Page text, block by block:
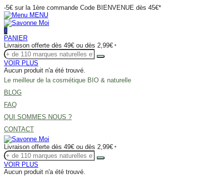
-5€ sur la 1ère commande Code BIENVENUE dès 45€*
MENU
0
PANIER
Livraison offerte dès 49€ ou dès 2,99€ *
VOIR PLUS
Aucun produit n'a été trouvé.
Le meilleur de la cosmétique BIO & naturelle
BLOG
FAQ
QUI SOMMES NOUS ?
CONTACT
Livraison offerte dès 49€ ou dès 2,99€ *
VOIR PLUS
Aucun produit n'a été trouvé.